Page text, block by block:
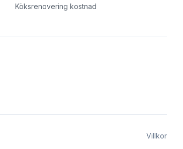
Köksrenovering kostnad
Villkor